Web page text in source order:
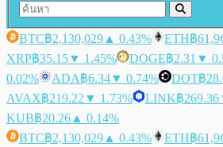
BTC฿2,130,029 ▲ 0.43% ETH฿
XRP฿35.15▼ 1.45% DOGE฿2.31 ▼
0.02%
ADA฿6.34▼ 0.74% DOT฿
AVAX฿219.22 ▼ 1.73% LINK฿269.36
KUB฿20.26 ▲ 0.14%
BTC฿2,130,029 ▲ 0.43% ETH฿